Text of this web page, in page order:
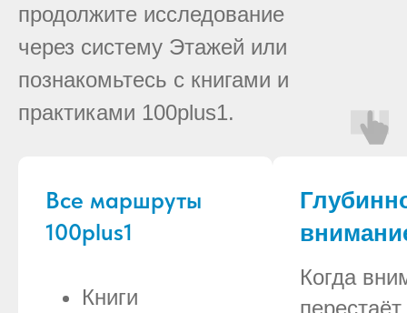
продолжите исследование
через систему Этажей или
познакомьтесь с книгами и
практиками 100plus1.
Все маршруты
100plus1
Книги
Когда